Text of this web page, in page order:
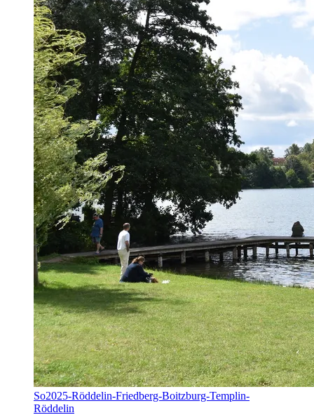
So2025-Röddelin-Friedberg-Boitzburg-Templin-
Röddelin